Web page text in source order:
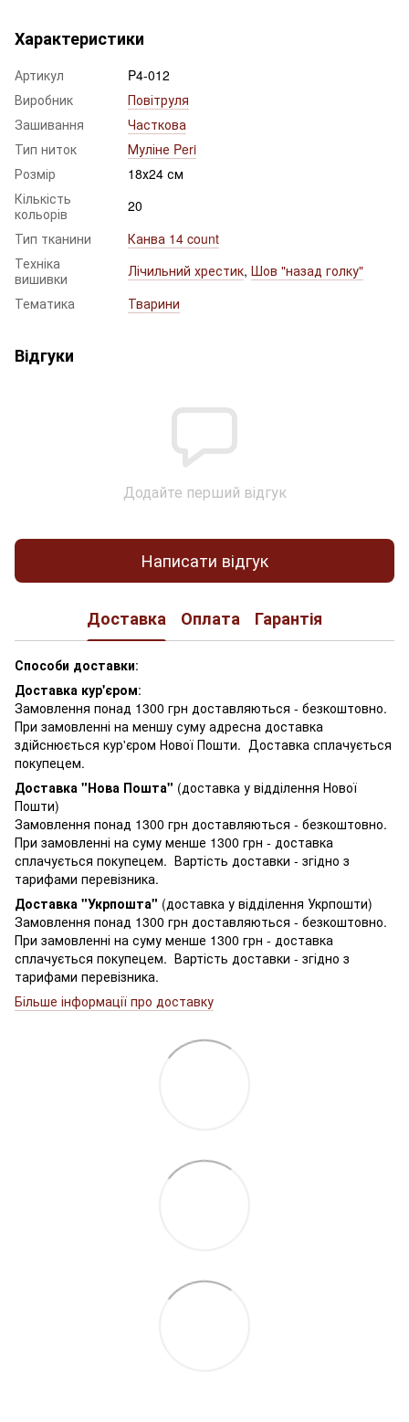
Характеристики
Артикул
P4-012
Виробник
Повітруля
Зашивання
Часткова
Тип ниток
Муліне Peri
Розмір
18х24 см
Кількість
кольорів
20
Тип тканини
Канва 14 count
Техніка
вишивки
Лічильний хрестик, Шов "назад голку"
Тематика
Тварини
Відгуки
Додайте перший відгук
Написати відгук
Доставка Оплата Гарантія
Способи доставки:
Доставка кур'єром:
Замовлення понад 1300 грн доставляються - безкоштовно.
При замовленні на меншу суму адресна доставка
здійснюється кур'єром Нової Пошти. Доставка сплачується
покупецем.
Доставка "Нова Пошта" (доставка у відділення Нової
Пошти)
Замовлення понад 1300 грн доставляються - безкоштовно.
При замовленні на суму менше 1300 грн - доставка
сплачується покупецем. Вартість доставки - згідно з
тарифами перевізника.
Доставка "Укрпошта" (доставка у відділення Укрпошти)
Замовлення понад 1300 грн доставляються - безкоштовно.
При замовленні на суму менше 1300 грн - доставка
сплачується покупецем. Вартість доставки - згідно з
тарифами перевізника.
Більше інформації про доставку